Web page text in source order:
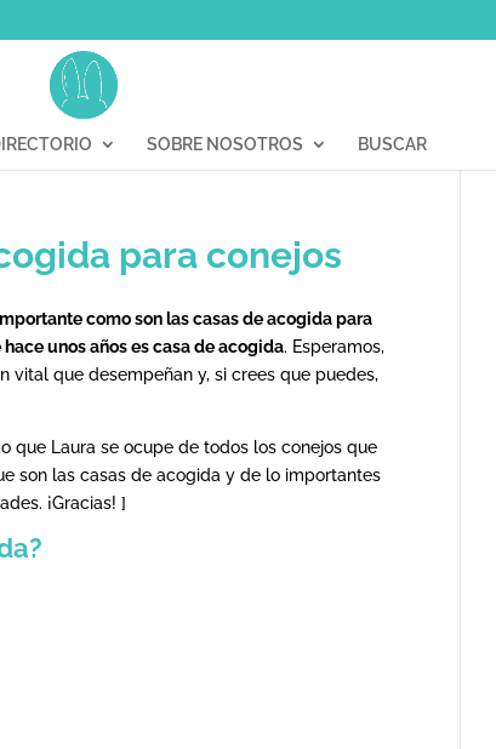
SOBRE NOSOTROS BUSCAR
para conejos
como son las casas de acogida para
unos años es casa de acogida. Esperamos,
vital que desempeñan y, si crees que puedes,
que Laura se ocupe de todos los conejos que
son las casas de acogida y de lo importantes
¡Gracias! ]